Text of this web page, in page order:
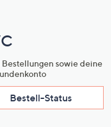
sowie deine
Bestell-Status